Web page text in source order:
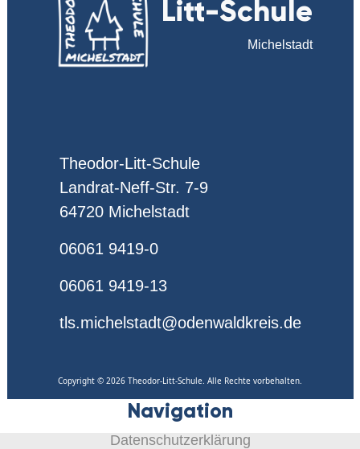
Litt-Schule
Michelstadt
Theodor-Litt-Schule
Landrat-Neff-Str. 7-9
64720 Michelstadt
06061 9419-0
06061 9419-13
tls.michelstadt@odenwaldkreis.de
Copyright © 2026 Theodor-Litt-Schule. Alle Rechte vorbehalten.
Navigation
Datenschutzerklärung